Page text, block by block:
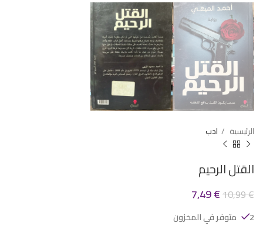
الرئيسية ادب
القتل الرحيم
10,99€
7,49€
2 متوفر في المخزون